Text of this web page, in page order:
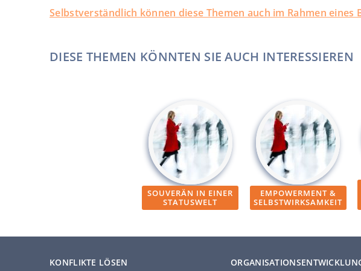
Selbstverständlich können diese Themen auch im Rahmen eines
DIESE THEMEN KÖNNTEN SIE AUCH INTERESSIEREN
SOUVERÄN IN EINER
STATUSWELT
EMPOWERMENT &
SELBSTWIRKSAMKEIT
KONFLIKTE LÖSEN